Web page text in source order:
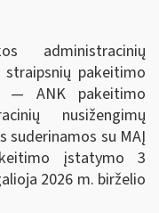
administracinių
pakeitimo
— ANK pakeitimo
nusižengimų
su MAĮ
įstatymo 3
2026 m. birželio